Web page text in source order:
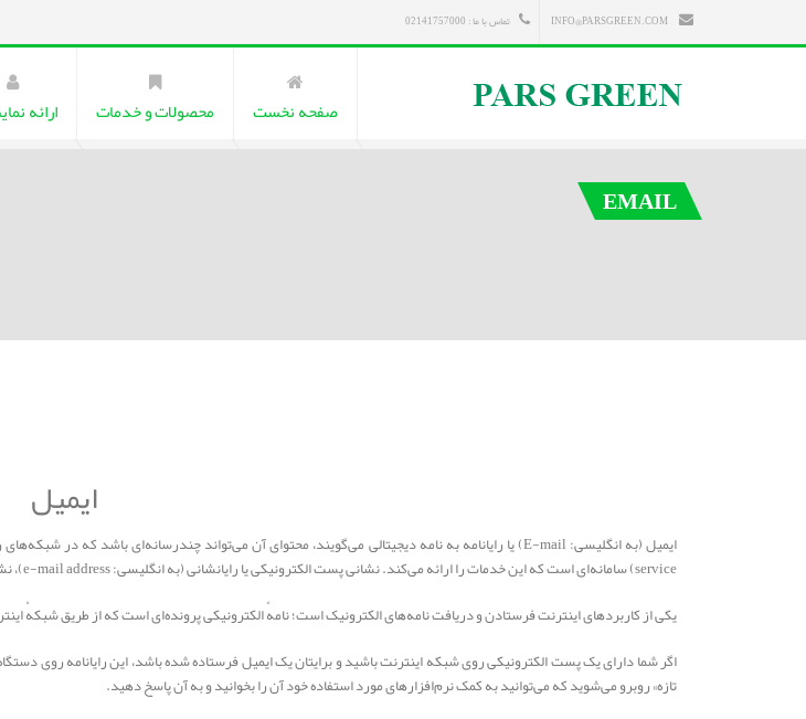
تماس با ما : 02141757000
صفحه نخست محصولات و خدمات ارائه
EMAIL
ایمیل
service) سامانه‌ای است که این خدمات را ارائه می‌کند. نشانی پست الکترونیکی یا رایانشانی (به انگلیسی: e-mail address)، نشانی است که برای رایانامه مشخص شده‌است.
یکی از کاربردهای اینترنت فرستادن و دریافت نامه‌های الکترونیک است؛ نامهٔ الکترونیکی پرونده‌ای است که از طریق شبکهٔ
اگر شما دارای یک پست الکترونیکی روی شبکه اینترنت باشید و برایتان یک ایمیل فرستاده شده باشد، این رایانامه روی
تازه» روبرو می‌شوید که می‌توانید به کمک نرم‌افزارهای مورد استفاده خود آن را بخوانید و به آن پاسخ دهید.